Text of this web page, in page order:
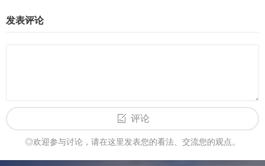
发表评论
评论
◎欢迎参与讨论，请在这里发表您的看法、交流您的观点。